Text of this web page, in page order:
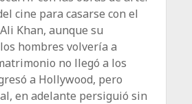
cine para casarse con el
Khan, aunque su
hombres volvería a
no llegó a los
a Hollywood, pero
en adelante persiguió sin